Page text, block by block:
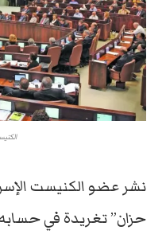
نشر عضو الكنيست
حزان” تغريدة في